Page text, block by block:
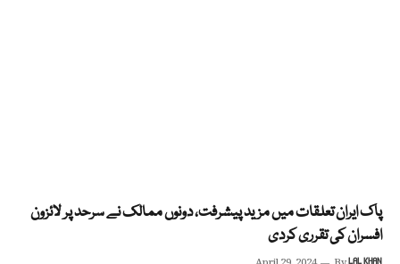
پاک ایران تعلقات میں مزید پیشرفت، دونوں ممالک نے سرحد پر لائزون
افسران کی تقرری کردی
LAL KHAN